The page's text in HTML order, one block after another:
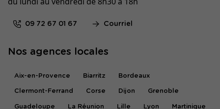
09 72 67 01 67 Courriel
Nos agences locales
Aix-en-Provence Biarritz Bordeaux
Clermont-Ferrand Corse Dijon Grenoble
Guadeloupe La Réunion Lille Lyon Martinique